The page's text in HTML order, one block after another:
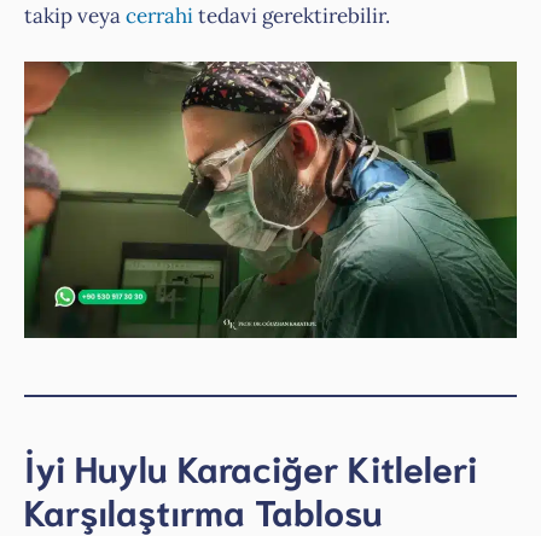
takip veyacerrahitedavi gerektirebilir.
İyi Huylu Karaciğer Kitleleri
Karşılaştırma Tablosu